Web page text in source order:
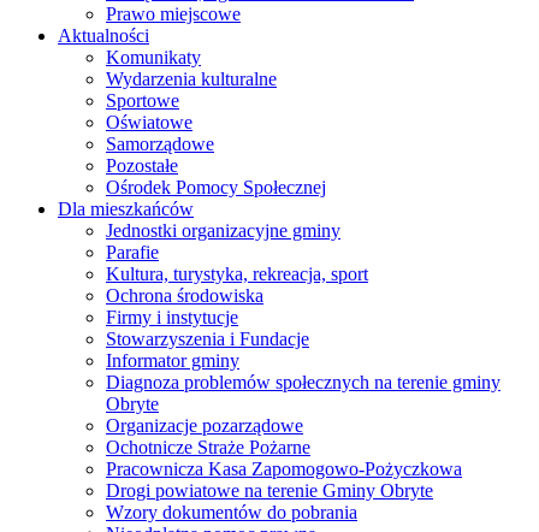
Prawo miejscowe
Aktualności
Komunikaty
Wydarzenia kulturalne
Sportowe
Oświatowe
Samorządowe
Pozostałe
Ośrodek Pomocy Społecznej
Dla mieszkańców
Jednostki organizacyjne gminy
Parafie
Kultura, turystyka, rekreacja, sport
Ochrona środowiska
Firmy i instytucje
Stowarzyszenia i Fundacje
Informator gminy
Diagnoza problemów społecznych na terenie gminy
Obryte
Organizacje pozarządowe
Ochotnicze Straże Pożarne
Pracownicza Kasa Zapomogowo-Pożyczkowa
Drogi powiatowe na terenie Gminy Obryte
Wzory dokumentów do pobrania